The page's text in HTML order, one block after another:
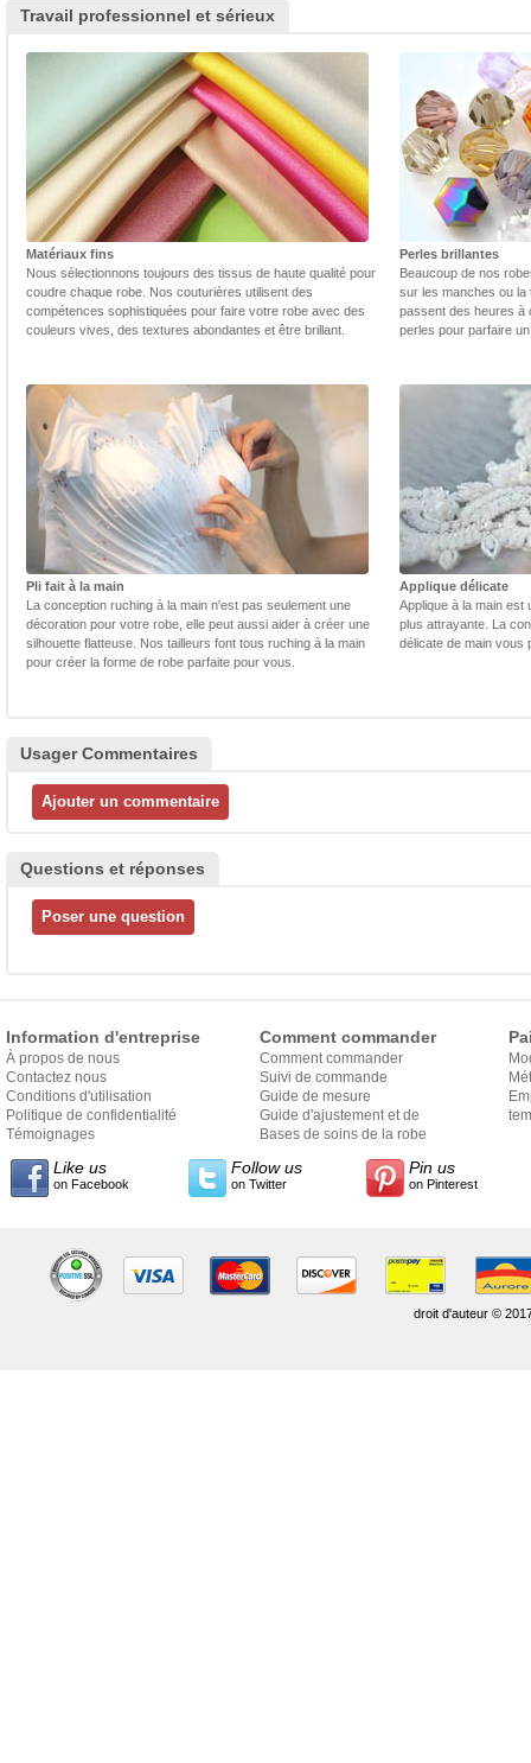
Travail professionnel et sérieux
Matériaux fins
Nous sélectionnons toujours des tissus de haute qualité pour
coudre chaque robe. Nos couturières utilisent des
compétences sophistiquées pour faire votre robe avec des
couleurs vives, des textures abondantes et être brillant.
Perles brillantes
Beaucoup de nos
sur les manches ou la
passent des heures à
perles pour parfaire
Pli fait à la main
La conception ruching à la main n'est pas seulement une
décoration pour votre robe, elle peut aussi aider à créer une
silhouette flatteuse. Nos tailleurs font tous ruching à la main
pour créer la forme de robe parfaite pour vous.
Applique délicate
Applique à la main est
plus attrayante. La
délicate de main vous
Usager Commentaires
Questions et réponses
Information d'entreprise
À propos de nous
Contactez nous
Conditions d'utilisation
Politique de confidentialité
Témoignages
Comment commander
Comment commander
Suivi de commande
Guide de mesure
Guide d'ajustement et de
style
Bases de soins de la robe
Like us
on Facebook
Follow us
on Twitter
Pin us
on Pinterest
droit d'auteur ©